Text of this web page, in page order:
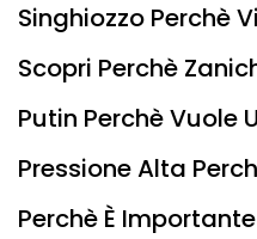
Singhiozzo Perchè
Scopri Perchè
Putin Perchè Vuole
Pressione Alta
Perchè È